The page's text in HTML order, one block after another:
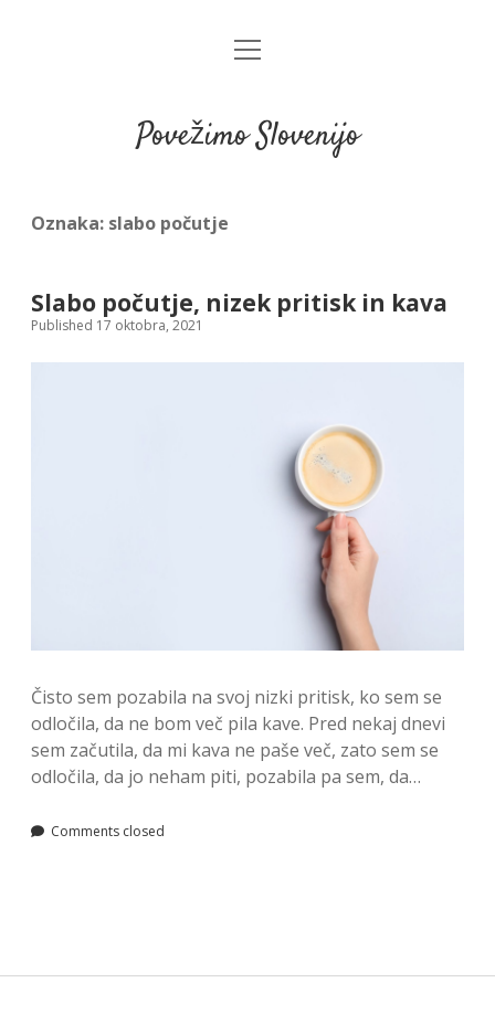
open
Povežimo Slovenijo
Oznaka: slabo počutje
Slabo počutje, nizek pritisk in kava
Published 17 oktobra, 2021
Čisto sem pozabila na svoj nizki pritisk, ko sem se
odločila, da ne bom več pila kave. Pred nekaj dnevi
sem začutila, da mi kava ne paše več, zato sem se
odločila, da jo neham piti, pozabila pa sem, da…
Comments closed